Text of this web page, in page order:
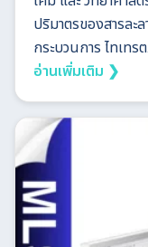
ปริมาตรของสารละ
กระบวนการ ไทเทรต
อ่านเพิ่มเติม ❯